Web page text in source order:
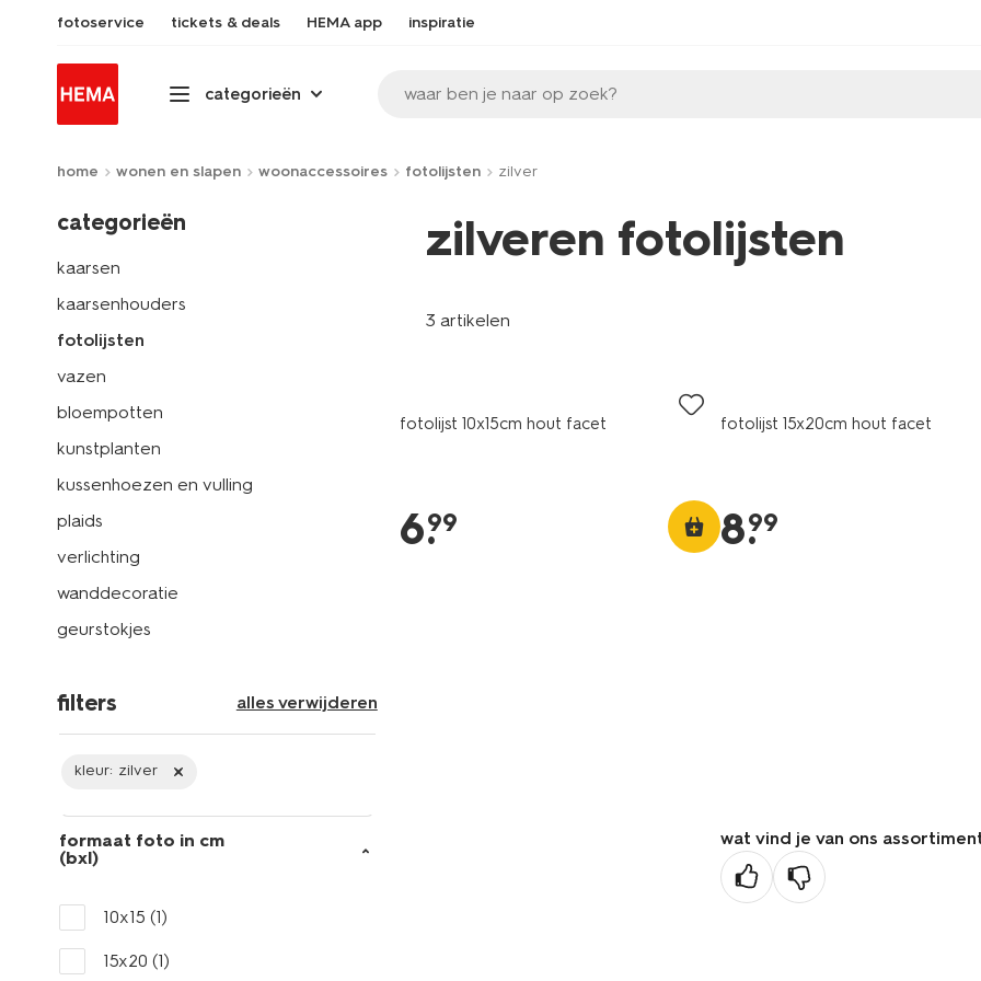
fotoservice tickets & deals HEMA app inspiratie
categorieën waar ben je naar op zoek?
home wonen en slapen woonaccessoires fotolijsten zilver
categorieën
kaarsen
kaarsenhouders
fotolijsten
vazen
bloempotten
kunstplanten
kussenhoezen en vulling
plaids
verlichting
wanddecoratie
geurstokjes
filters alles verwijderen
kleur: zilver
formaat foto in cm
(bxl)
10x15 (1)
15x20 (1)
zilveren fotolijsten
3 artikelen
fotolijst 10x15cm hout facet
6.
99
fotolijst 15x20cm hout facet
8.
99
wat vind je van ons